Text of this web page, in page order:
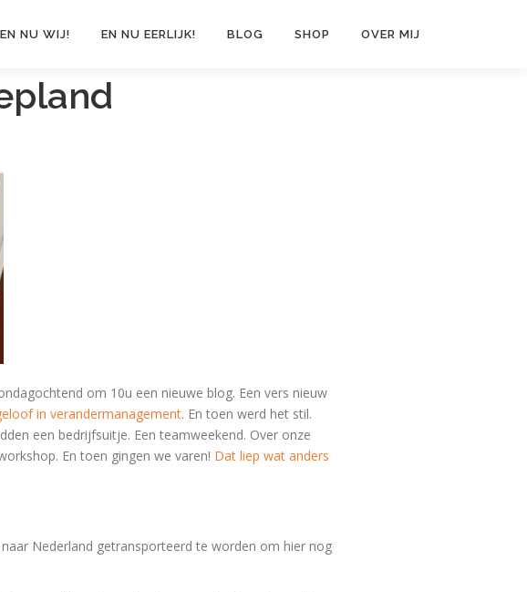
EN NU WIJ! EN NU EERLIJK! BLOG SHOP OVER MIJ
om 10u een nieuwe blog. Een vers nieuw
in verandermanagement. En toen werd het stil.
een bedrijfsuitje. Een teamweekend. Over onze
En toen gingen we varen! Dat liep wat anders
Nederland getransporteerd te worden om hier nog